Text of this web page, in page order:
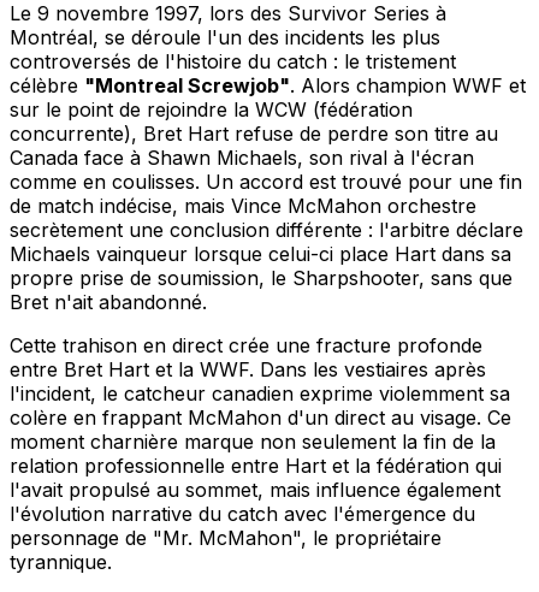
Le 9 novembre 1997, lors des Survivor Series à
Montréal, se déroule l'un des incidents les plus
controversés de l'histoire du catch : le tristement
célèbre "Montreal Screwjob". Alors champion WWF et
sur le point de rejoindre la WCW (fédération
concurrente), Bret Hart refuse de perdre son titre au
Canada face à Shawn Michaels, son rival à l'écran
comme en coulisses. Un accord est trouvé pour une fin
de match indécise, mais Vince McMahon orchestre
secrètement une conclusion différente : l'arbitre déclare
Michaels vainqueur lorsque celui-ci place Hart dans sa
propre prise de soumission, le Sharpshooter, sans que
Bret n'ait abandonné.
Cette trahison en direct crée une fracture profonde
entre Bret Hart et la WWF. Dans les vestiaires après
l'incident, le catcheur canadien exprime violemment sa
colère en frappant McMahon d'un direct au visage. Ce
moment charnière marque non seulement la fin de la
relation professionnelle entre Hart et la fédération qui
l'avait propulsé au sommet, mais influence également
l'évolution narrative du catch avec l'émergence du
personnage de "Mr. McMahon", le propriétaire
tyrannique.